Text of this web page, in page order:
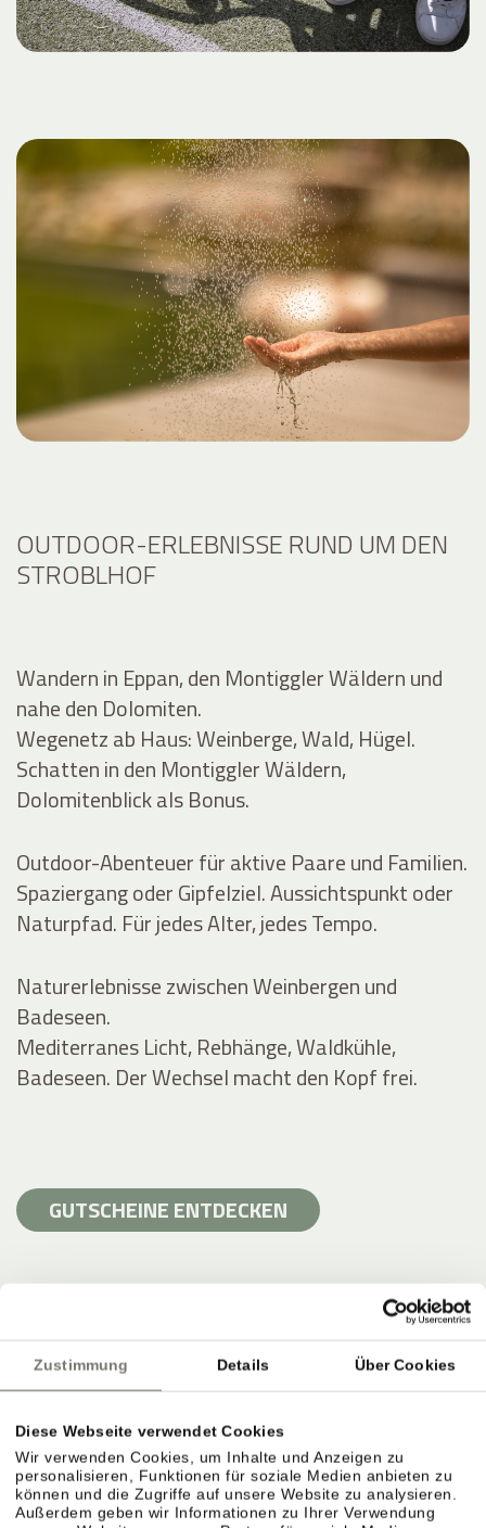
Zustimmung Details Über Cookies
Diese Webseite verwendet Cookies
Wir verwenden Cookies, um Inhalte und Anzeigen zu
personalisieren, Funktionen für soziale Medien anbieten zu
können und die Zugriffe auf unsere Website zu analysieren.
Außerdem geben wir Informationen zu Ihrer Verwendung
OUTDOOR-ERLEBNISSE RUND UM DEN
STROBLHOF
Wandern in Eppan, den Montiggler Wäldern und
nahe den Dolomiten.
Wegenetz ab Haus: Weinberge, Wald, Hügel.
Schatten in den Montiggler Wäldern,
Dolomitenblick als Bonus.
Outdoor-Abenteuer für aktive Paare und Familien.
Spaziergang oder Gipfelziel. Aussichtspunkt oder
Naturpfad. Für jedes Alter, jedes Tempo.
Naturerlebnisse zwischen Weinbergen und
Badeseen.
Mediterranes Licht, Rebhänge, Waldkühle,
Badeseen. Der Wechsel macht den Kopf frei.
GUTSCHEINE ENTDECKEN